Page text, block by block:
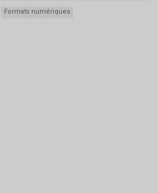
Formats numériques